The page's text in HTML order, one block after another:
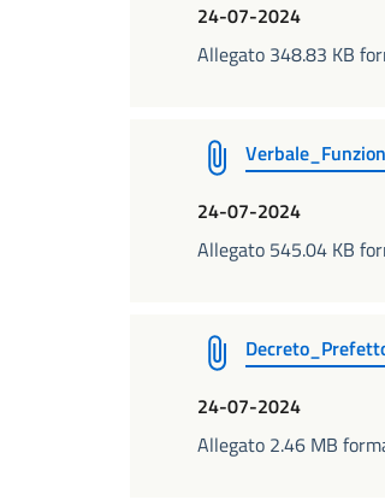
24-07-2024
Allegato 348.83 KB
24-07-2024
Allegato 545.04 KB
24-07-2024
Allegato 2.46 MB